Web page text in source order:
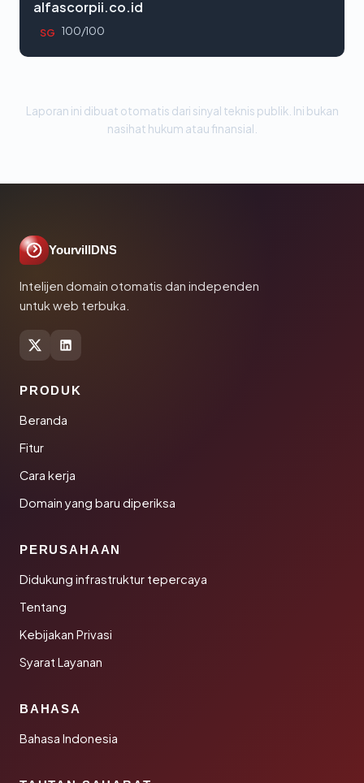
alfascorpii.co.id
SG 100/100
Laporan ini dibuat otomatis dari sinyal teknis publik. Ini bukan
nasihat hukum atau finansial.
YourvillDNS
Intelijen domain otomatis dan independen
untuk web terbuka.
PRODUK
Beranda
Fitur
Cara kerja
Domain yang baru diperiksa
PERUSAHAAN
Didukung infrastruktur tepercaya
Tentang
Kebijakan Privasi
Syarat Layanan
BAHASA
Bahasa Indonesia